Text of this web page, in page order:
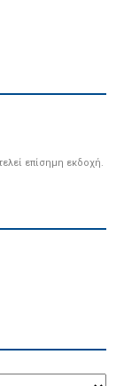
επίσημη εκδοχή.